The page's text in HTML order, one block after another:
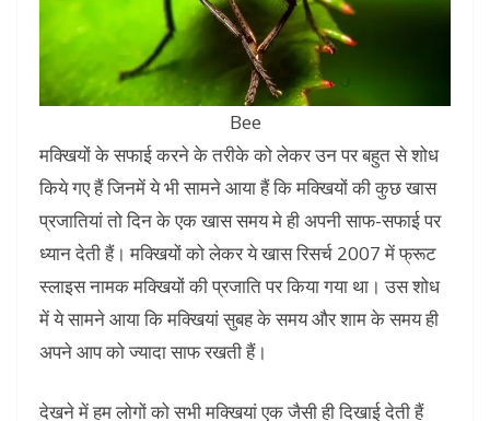
Bee
मक्खियों के सफाई करने के तरीके को लेकर उन पर बहुत से शोध
किये गए हैं जिनमें ये भी सामने आया हैं कि मक्खियों की कुछ खास
प्रजातियां तो दिन के एक खास समय मे ही अपनी साफ-सफाई पर
ध्यान देती हैं। मक्खियों को लेकर ये खास रिसर्च 2007 में फ्रूट
स्लाइस नामक मक्खियों की प्रजाति पर किया गया था। उस शोध
में ये सामने आया कि मक्खियां सुबह के समय और शाम के समय ही
अपने आप को ज्यादा साफ रखती हैं।
देखने में हम लोगों को सभी मक्खियां एक जैसी ही दिखाई देती हैं